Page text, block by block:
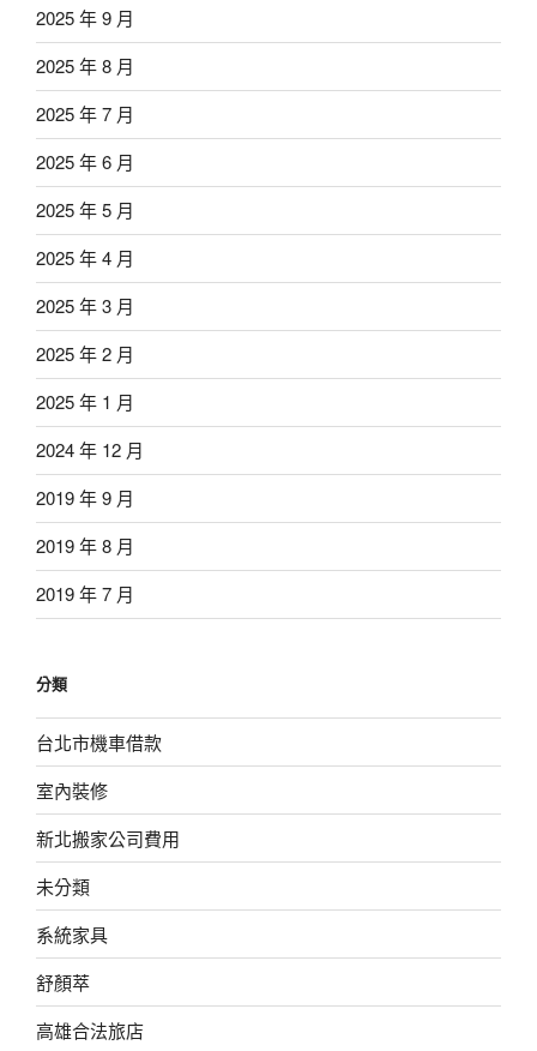
2025 年 9 月
2025 年 8 月
2025 年 7 月
2025 年 6 月
2025 年 5 月
2025 年 4 月
2025 年 3 月
2025 年 2 月
2025 年 1 月
2024 年 12 月
2019 年 9 月
2019 年 8 月
2019 年 7 月
分類
台北市機車借款
室內裝修
新北搬家公司費用
未分類
系統家具
舒顏萃
高雄合法旅店